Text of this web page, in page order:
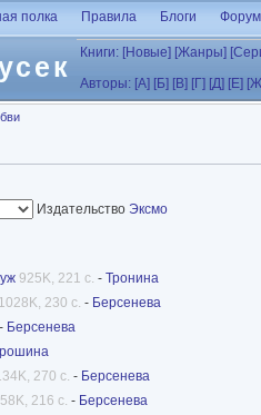
полка Правила Блоги
Книги: [Новые] [Жанры]
Авторы: [А] [Б] [В] [Г] [Д] [Е]
Издательство Эксмо
925K, 221 с. - Тронина
1028K, 230 с. - Берсенева
- Берсенева
270 с. - Берсенева
216 с. - Берсенева